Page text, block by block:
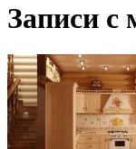
Записи с